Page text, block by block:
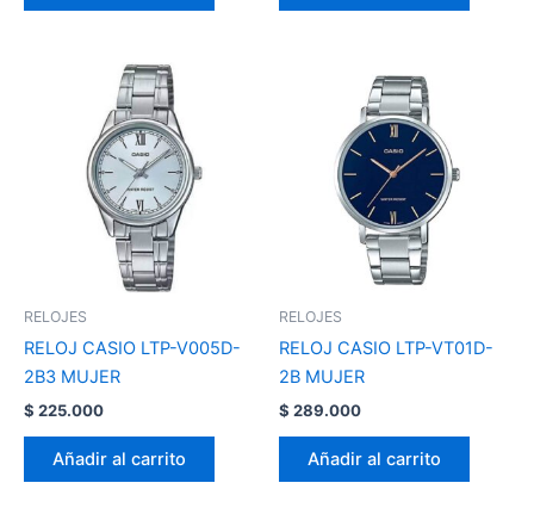
RELOJES
RELOJ CASIO LTP-V005D-
2B3 MUJER
$ 225.000
Añadir al carrito
RELOJES
RELOJ CASIO LTP-VT01D-
2B MUJER
$ 289.000
Añadir al carrito